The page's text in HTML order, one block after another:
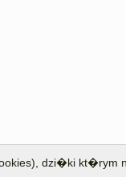
dzi�ki